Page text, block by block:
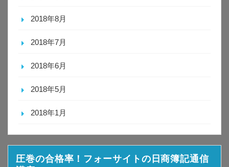
2018年8月
2018年7月
2018年6月
2018年5月
2018年1月
圧巻の合格率！フォーサイトの日商簿記通信